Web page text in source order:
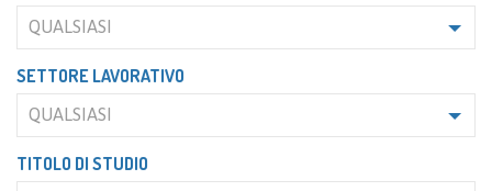
QUALSIASI
SETTORE LAVORATIVO
QUALSIASI
TITOLO DI STUDIO